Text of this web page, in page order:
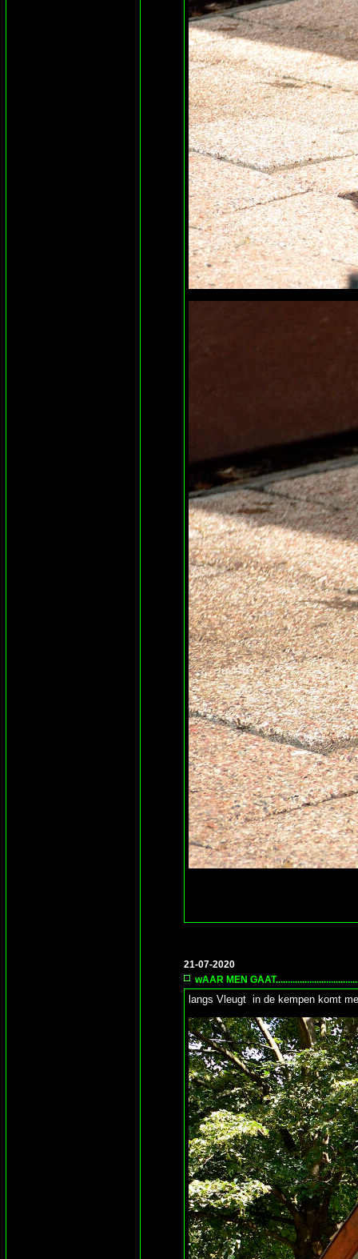
21-07-2020
wAAR MEN
langs Vleugt in de kempen komt